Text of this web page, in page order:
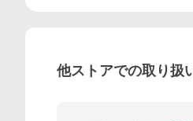
他ストアでの取り扱